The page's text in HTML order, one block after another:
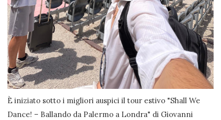
È iniziato sotto i migliori auspici il tour estivo "Shall We
Dance! – Ballando da Palermo a Londra" di Giovanni